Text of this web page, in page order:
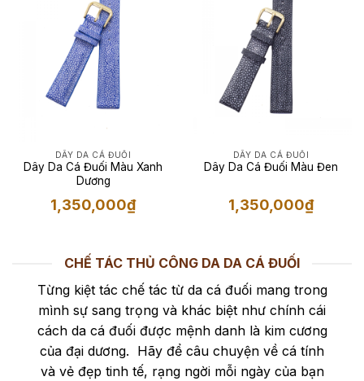
DÂY DA CÁ ĐUỐI
Dây Da Cá Đuối Màu Xanh
Dương
1,350,000₫
DÂY DA CÁ ĐUỐI
Dây Da Cá Đuối Màu Đen
1,350,000₫
CHẾ TÁC THỦ CÔNG DA DA CÁ ĐUỐI
Từng kiệt tác chế tác từ da cá đuối mang trong
mình sự sang trọng và khác biệt như chính cái
cách da cá đuối được mệnh danh là kim cương
của đại dương. Hãy để câu chuyện về cá tính
và vẻ đẹp tinh tế, rạng ngời mỗi ngày của bạn